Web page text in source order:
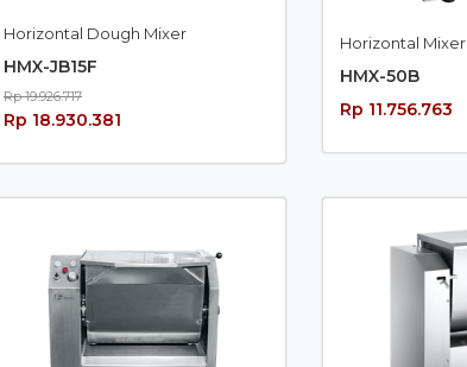
Horizontal Dough Mixer
HMX-JB15F
Rp 19.926.717
Rp 18.930.381
Horizontal Mixer
HMX-50B
Rp 11.756.763